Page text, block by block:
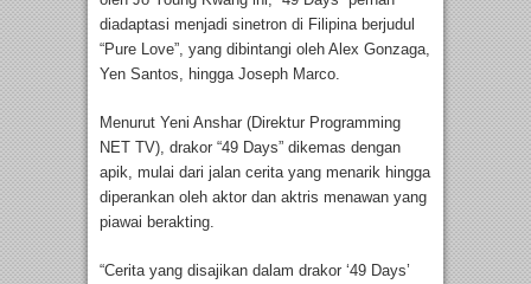
diadaptasi menjadi sinetron di Filipina berjudul
“Pure Love”, yang dibintangi oleh Alex Gonzaga,
Yen Santos, hingga Joseph Marco.
Menurut Yeni Anshar (Direktur Programming
NET TV), drakor “49 Days” dikemas dengan
apik, mulai dari jalan cerita yang menarik hingga
diperankan oleh aktor dan aktris menawan yang
piawai berakting.
“Cerita yang disajikan dalam drakor ‘49 Days’